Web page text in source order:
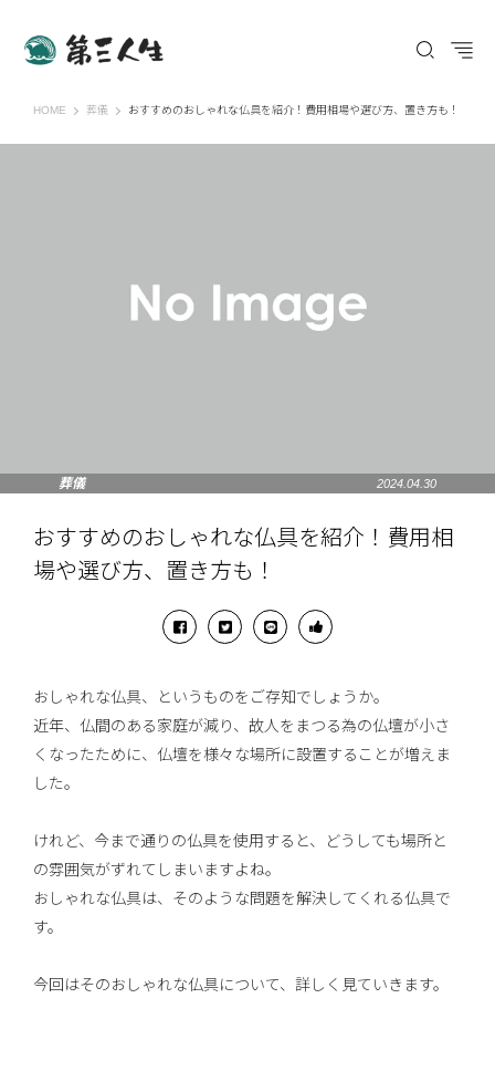
HOME 第三人生 〜寄り道の歩き方〜
葬儀 おすすめのおしゃれな仏具を紹介！費用相場や選び方、置き方も！
葬儀 2024.04.30
おすすめのおしゃれな仏具を紹介！費用相
場や選び方、置き方も！
おしゃれな仏具、というものをご存知でしょうか。
近年、仏間のある家庭が減り、故人をまつる為の仏壇が小さ
くなったために、仏壇を様々な場所に設置することが増えま
した。
けれど、今まで通りの仏具を使用すると、どうしても場所と
の雰囲気がずれてしまいますよね。
おしゃれな仏具は、そのような問題を解決してくれる仏具で
す。
今回はそのおしゃれな仏具について、詳しく見ていきます。